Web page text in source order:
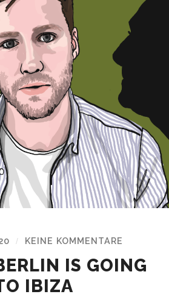
/ KEINE KOMMENTARE
IS GOING
IBIZA